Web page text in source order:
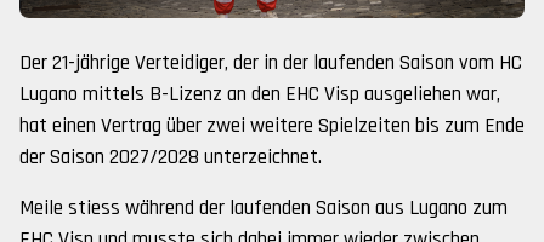
Der 21-jährige Verteidiger, der in der laufenden Saison vom HC
Lugano mittels B-Lizenz an den EHC Visp ausgeliehen war,
hat einen Vertrag über zwei weitere Spielzeiten bis zum Ende
der Saison 2027/2028 unterzeichnet.
Meile stiess während der laufenden Saison aus Lugano zum